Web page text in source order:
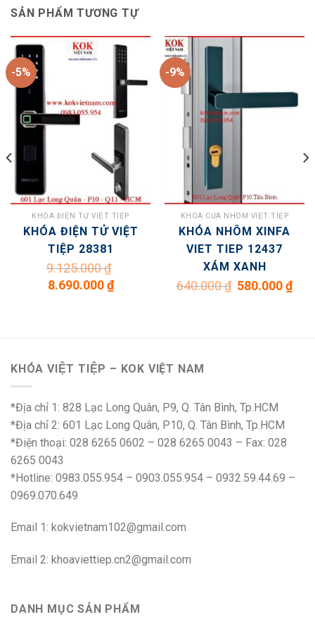
SẢN PHẨM TƯƠNG TỰ
-5%
KHÓA ĐIỆN TỬ VIỆT TIỆP
KHÓA ĐIỆN TỬ VIỆT
TIỆP 28381
9.125.000₫
Giá
gốc
8.690.000₫Giá
hiện
-9%
KHÓA CỬA NHÔM VIỆT TIỆP
KHÓA NHÔM XINFA
VIET TIEP 12437
XÁM XANH
640.000₫ Giá
gốc
580.000₫Giá
hiện
KHÓA VIỆT TIỆP – KOK VIỆT NAM
*Địa chỉ 1: 828 Lạc Long Quân, P9, Q. Tân Bình, Tp.HCM
*Địa chỉ 2: 601 Lạc Long Quân, P10, Q. Tân Bình, Tp.HCM
*Điện thoại: 028 6265 0602 – 028 6265 0043 – Fax: 028
6265 0043
*Hotline: 0983.055.954 – 0903.055.954 – 0932.59.44.69 –
0969.070.649
Email 1: kokvietnam102@gmail.com
Email 2: khoaviettiep.cn2@gmail.com
DANH MỤC SẢN PHẨM